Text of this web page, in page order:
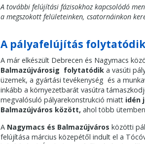
A további felújítási fázisokhoz kapcsolódó
a megszokott felületeinken, csatornáinkon
A pályafelújítás
A már elkészült Debrecen és Nagymacs
Balmazújvárosig folytatódik a vasúti
üzemek, a gyártási tevékenység és a
inkább a környezetbarát vasútra
megvalósuló pályarekonstrukció miatt idén
Balmazújváros között, ahol több
A Nagymacs és Balmazújváros közötti
felújítása március közepétől indult el a